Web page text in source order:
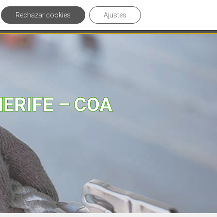
de interés Contáctanos
– COA
Rechazar cookies Ajustes